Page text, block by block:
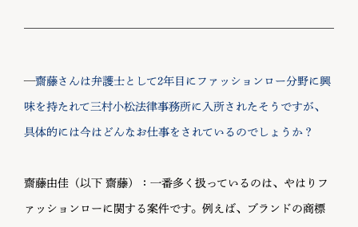
—齋藤さんは弁護士として2年目にファッションロー分野に興
味を持たれて三村小松法律事務所に入所されたそうですが、
具体的には今はどんなお仕事をされているのでしょうか？
齋藤由佳（以下 齋藤）：一番多く扱っているのは、やはりフ
ァッションローに関する案件です。例えば、ブランドの商標